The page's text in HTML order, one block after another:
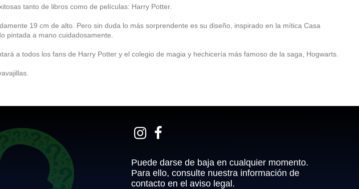
tanto de libros como de películas: Harry Potter.
19 cm de alto. Pero sin duda lo más sorprendente es su diseño, inspirado en la mítica Casa
pintada a mano cuidadosamente.
a todos los fans de Harry Potter y el colegio de magia y hechicería más famoso de la saga, Hogwarts.
Puede darse de baja en cualquier momento.
Para ello, consulte nuestra información de
contacto en el aviso legal.